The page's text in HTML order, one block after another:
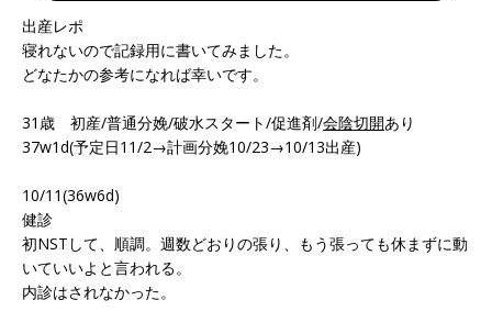
出産レポ
寝れないので記録用に書いてみました。
どなたかの参考になれば幸いです。
31歳 初産/普通分娩/破水スタート/促進剤/会陰切開あり
37w1d(予定日11/2→計画分娩10/23→10/13出産)
10/11(36w6d)
健診
初NSTして、順調。週数どおりの張り、もう張っても休まずに動
いていいよと言われる。
内診はされなかった。